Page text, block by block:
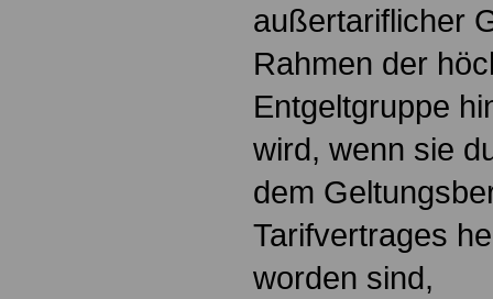
außertariflicher
Rahmen der
Entgeltgruppe
wird, wenn sie
dem
Tarifvertrages
worden sind,